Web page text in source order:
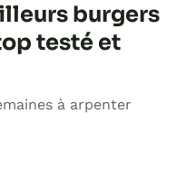
burgers
testé et
à arpenter